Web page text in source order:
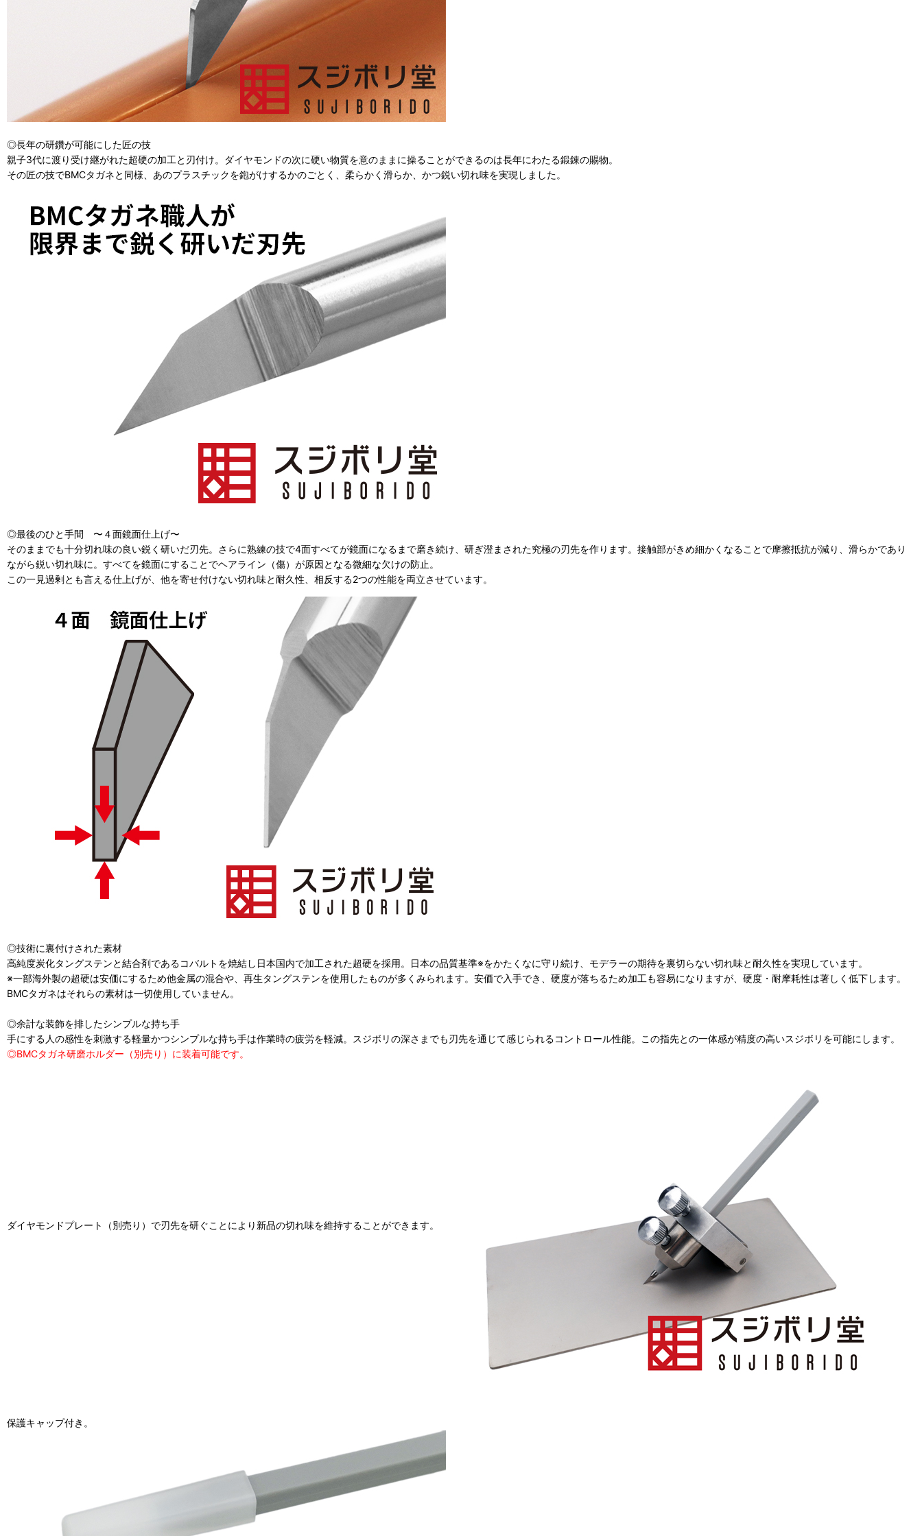
◎長年の研鑽が可能にした匠の技
親子3代に渡り受け継がれた超硬の加工と刃付け。ダイヤモンドの次に硬い物質を意のままに操ることができるのは長年にわたる鍛錬の賜物。
その匠の技でBMCタガネと同様、あのプラスチックを鉋がけするかのごとく、柔らかく滑らか、かつ鋭い切れ味を実現しました。
◎最後のひと手間 〜４面鏡面仕上げ〜
そのままでも十分切れ味の良い鋭く研いだ刃先。さらに熟練の技で4面すべてが鏡面になるまで磨き続け、研ぎ澄まされた究極の刃先を作ります。接触部がきめ細かくなることで摩擦抵抗が減り、滑らかであり
ながら鋭い切れ味に。すべてを鏡面にすることでヘアライン（傷）が原因となる微細な欠けの防止。
この一見過剰とも言える仕上げが、他を寄せ付けない切れ味と耐久性、相反する2つの性能を両立させています。
◎技術に裏付けされた素材
高純度炭化タングステンと結合剤であるコバルトを焼結し日本国内で加工された超硬を採用。日本の品質基準※をかたくなに守り続け、モデラーの期待を裏切らない切れ味と耐久性を実現しています。
※一部海外製の超硬は安価にするため他金属の混合や、再生タングステンを使用したものが多くみられます。安価で入手でき、硬度が落ちるため加工も容易になりますが、硬度・耐摩耗性は著しく低下します。
BMCタガネはそれらの素材は一切使用していません。
◎余計な装飾を排したシンプルな持ち手
手にする人の感性を刺激する軽量かつシンプルな持ち手は作業時の疲労を軽減。スジボリの深さまでも刃先を通じて感じられるコントロール性能。この指先との一体感が精度の高いスジボリを可能にします。
◎BMCタガネ研磨ホルダー（別売り）に装着可能です。
ダイヤモンドプレート（別売り）で刃先を研ぐことにより新品の切れ味を維持することができます。
保護キャップ付き。